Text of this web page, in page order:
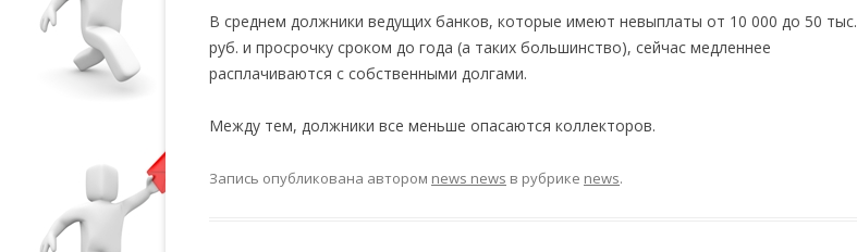
В среднем должники ведущих банков, которые имеют невыплаты от 10 000 до 50 тыс.
руб. и просрочку сроком до года (а таких большинство), сейчас медленнее
расплачиваются с собственными долгами.
Между тем, должники все меньше опасаются коллекторов.
Запись опубликована автором news news в рубрике news.